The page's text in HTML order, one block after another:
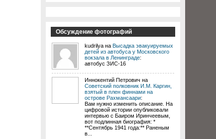
Обсуждение фотографий
kudrilya на Высадка эвакуируемых
детей из автобуса у Московского
вокзала в Ленинграде:
автобус ЗИС-16
Иннокентий Петрович на
Советский полковник И.М. Каргин,
взятый в плен финнами на
острове Рахмансаари:
Вам нужно изменить описание. На
цифровой истории опубликовали
интервью с Баиром Иринчеевым,
вот подлинная биография: *
**Сентябрь 1941 года:** Раненым
в...